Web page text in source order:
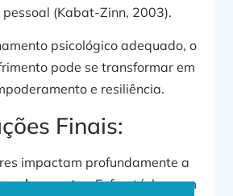
(Kabat-Zinn, 2003).
psicológico adequado, o
pode se transformar em
e resiliência.
Finais:
impactam profundamente a
e obem-estar. Enfrentá-los com